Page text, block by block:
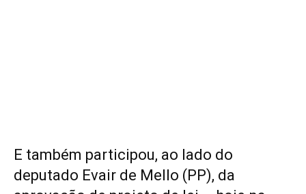
E também participou, ao lado do
deputado Evair de Mello (PP), da